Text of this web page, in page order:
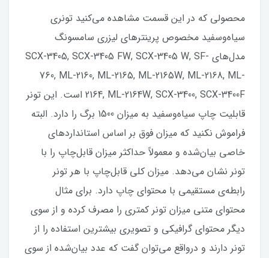
محصولی که در این قسمت مشاهده می‌کنید تونری
سیاه‌و‌سفید مخصوص پرینترهای لیزری سامسونگ
مدل‌های SCX-3405, SCX-3405 FW, SCX-3405 W, SF-
760, ML-2160, ML-2165, ML-2165W, ML-2168, ML-
2164, ML-2164W, SCX-3400, SCX-3400F است. این تونر
قابلیت چاپ سیاه‌و‌سفید به میزان 1500 برگ را دارد. البته
فراموش نکنید که میزان فوق بر اساس استانداردهای
خاصی بیان‌شده و معمولاً حداکثر میزان قابل‌چاپ را با
تونر نشان می‌دهد. میزان کلی قابل‌چاپ با هر تونر
رابطه‌ی مستقیمی با محتوای چاپ دارد. برای مثال
محتوای متنی میزان تونر کمتری را مصرف کرده و از سوی
دیگر محتوای گرافیکی و تصویری بیشترین استفاده را از
تونر دارند و درواقع می‌توان گفت که عدد بیان‌شده از سوی